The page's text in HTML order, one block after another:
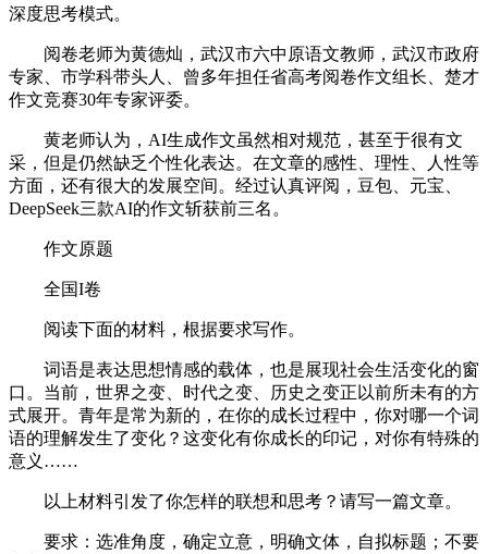
深度思考模式。
阅卷老师为黄德灿，武汉市六中原语文教师，武汉市政府
专家、市学科带头人、曾多年担任省高考阅卷作文组长、楚才
作文竞赛30年专家评委。
黄老师认为，AI生成作文虽然相对规范，甚至于很有文
采，但是仍然缺乏个性化表达。在文章的感性、理性、人性等
方面，还有很大的发展空间。经过认真评阅，豆包、元宝、
DeepSeek三款AI的作文斩获前三名。
作文原题
全国I卷
阅读下面的材料，根据要求写作。
词语是表达思想情感的载体，也是展现社会生活变化的窗
口。当前，世界之变、时代之变、历史之变正以前所未有的方
式展开。青年是常为新的，在你的成长过程中，你对哪一个词
语的理解发生了变化？这变化有你成长的印记，对你有特殊的
意义……
以上材料引发了你怎样的联想和思考？请写一篇文章。
要求：选准角度，确定立意，明确文体，自拟标题；不要